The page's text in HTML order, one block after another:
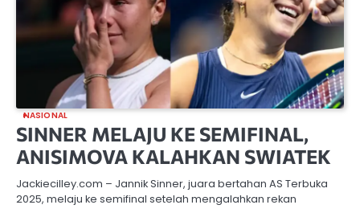
NASIONAL
SINNER MELAJU KE SEMIFINAL,
ANISIMOVA KALAHKAN SWIATEK
Jackiecilley.com – Jannik Sinner, juara bertahan AS Terbuka
2025, melaju ke semifinal setelah mengalahkan rekan